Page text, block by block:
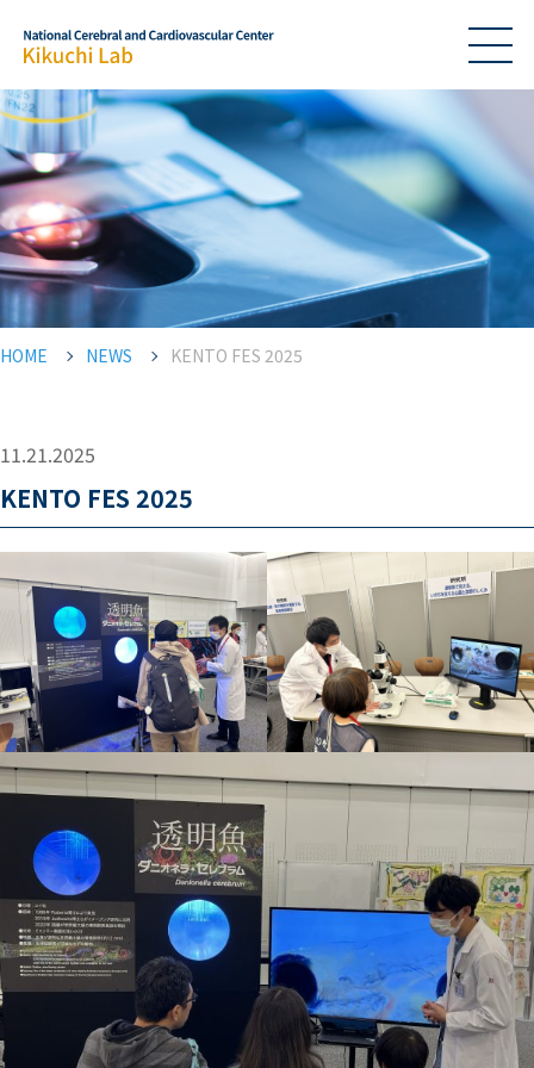
HOME NEWS KENTO FES 2025
11.21.2025
KENTO FES 2025